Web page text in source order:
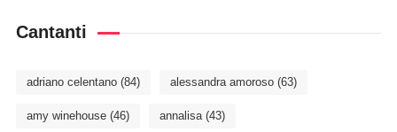
Cantanti
adriano celentano(84) alessandra amoroso(63)
amy winehouse(46) annalisa(43)